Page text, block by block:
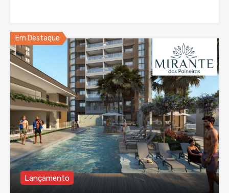
Em Destaque
Lançamento